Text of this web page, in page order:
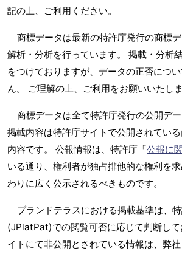
記の上、ご利用ください。
商標データは最新の特許庁発行の商標
解析・分析を行っています。 掲載・分析
をつけておりますが、データの正否につ
ん。 ご理解の上、ご利用をお願いいたしま
商標データは全て特許庁発行の公開デー
掲載内容は特許庁サイトで公開されてい
内容です。 公報情報は、特許庁「公報に
いる通り、権利者が独占排他的な権利を
わりに広く公示されるべきものです。
ブランドテラスにおける掲載基準は、
(JPlatPat)での閲覧可否に応じて判断し
イトにて非公開とされている情報は、弊